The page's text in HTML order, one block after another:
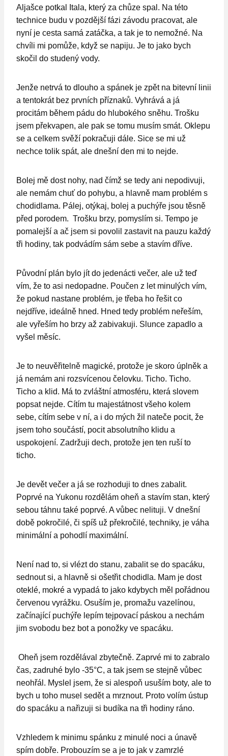
Aljašce potkal Itala, který za chůze spal. Na této
technice budu v pozdější fázi závodu pracovat, ale
nyní je cesta samá zatáčka, a tak je to nemožné. Na
chvíli mi pomůže, když se napiju. Je to jako bych
skočil do studený vody.
Jenže netrvá to dlouho a spánek je zpět na bitevní linii
a tentokrát bez prvních příznaků. Vyhrává a já
procitám během pádu do hlubokého sněhu. Trošku
jsem překvapen, ale pak se tomu musím smát. Oklepu
se a celkem svěží pokračuji dále. Sice se mi už
nechce tolik spát, ale dnešní den mi to nejde.
Bolej mě dost nohy, nad čímž se tedy ani nepodivuji,
ale nemám chuť do pohybu, a hlavně mam problém s
chodidlama. Pálej, otýkaj, bolej a puchýře jsou těsně
před porodem. Trošku brzy, pomyslím si. Tempo je
pomalejší a ač jsem si povolil zastavit na pauzu každý
tři hodiny, tak podvádím sám sebe a stavím dříve.
Původní plán bylo jít do jedenácti večer, ale už teď
vím, že to asi nedopadne. Poučen z let minulých vím,
že pokud nastane problém, je třeba ho řešit co
nejdříve, ideálně hned. Hned tedy problém neřeším,
ale vyřeším ho brzy až zabivakuji. Slunce zapadlo a
vyšel měsíc.
Je to neuvěřitelně magické, protože je skoro úplněk a
já nemám ani rozsvícenou čelovku. Ticho. Ticho.
Ticho a klid. Má to zvláštní atmosféru, která slovem
popsat nejde. Cítím tu majestátnost všeho kolem
sebe, cítím sebe v ní, a i do mých žil nateče pocit, že
jsem toho součástí, pocit absolutního klidu a
uspokojení. Zadržuji dech, protože jen ten ruší to
ticho.
Je devět večer a já se rozhoduji to dnes zabalit.
Poprvé na Yukonu rozdělám oheň a stavím stan, který
sebou táhnu také poprvé. A vůbec nelituji. V dnešní
době pokročilé, či spíš už překročilé, techniky, je váha
minimální a pohodlí maximální.
Není nad to, si vlézt do stanu, zabalit se do spacáku,
sednout si, a hlavně si ošetřit chodidla. Mam je dost
oteklé, mokré a vypadá to jako kdybych měl pořádnou
červenou vyrážku. Osuším je, promažu vazelínou,
začínající puchýře lepím tejpovací páskou a nechám
jim svobodu bez bot a ponožky ve spacáku.
Oheň jsem rozdělával zbytečně. Zaprvé mi to zabralo
čas, zadruhé bylo -35°C, a tak jsem se stejně vůbec
neohřál. Myslel jsem, že si alespoň usuším boty, ale to
bych u toho musel sedět a mrznout. Proto volím ústup
do spacáku a nařizuji si budíka na tři hodiny ráno.
Vzhledem k minimu spánku z minulé noci a únavě
spím dobře. Probouzím se a je to jak v zamrzlé